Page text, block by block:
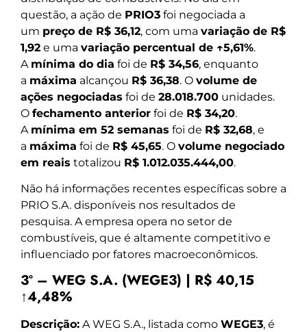
questão, a ação de PRIO3 foi negociada a
um preço de R$ 36,12, com uma variação de R$
1,92 e uma variação percentual de ↑5,61%.
A mínima do dia foi de R$ 34,56, enquanto
a máxima alcançou R$ 36,38. O volume de
ações negociadas foi de 28.018.700 unidades.
O fechamento anterior foi de R$ 34,20.
A mínima em 52 semanas foi de R$ 32,68, e
a máxima foi de R$ 45,65. O volume negociado
em reais totalizou R$ 1.012.035.444,00.
Não há informações recentes específicas sobre a
PRIO S.A. disponíveis nos resultados de
pesquisa. A empresa opera no setor de
combustíveis, que é altamente competitivo e
influenciado por fatores macroeconômicos.
3º – WEG S.A. (WEGE3) | R$ 40,15
↑4,48%
Descrição: A WEG S.A., listada como WEGE3, é